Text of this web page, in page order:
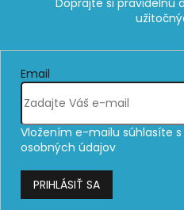
Email
Vložením e-mailu súhlasíte s
osobných údajov
PRIHLÁSIŤ SA